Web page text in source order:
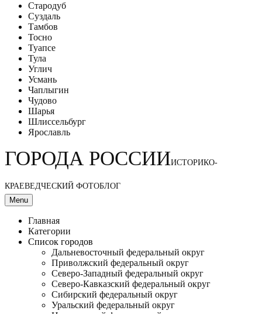
Стародуб
Суздаль
Тамбов
Тосно
Туапсе
Тула
Углич
Усмань
Чаплыгин
Чудово
Шарья
Шлиссельбург
Ярославль
ГОРОДА РОССИИИСТОРИКО-
КРАЕВЕДЧЕСКИЙ ФОТОБЛОГ
Menu
Главная
Категории
Список городов
Дальневосточный федеральный округ
Приволжский федеральный округ
Северо-Западный федеральный округ
Северо-Кавказский федеральный округ
Сибирский федеральный округ
Уральский федеральный округ